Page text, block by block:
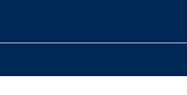
Scroll